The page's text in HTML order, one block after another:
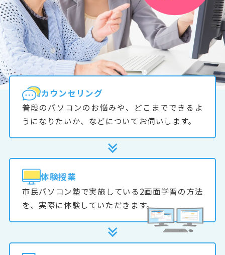
カウンセリング
普段のパソコンのお悩みや、どこまでできるよ
うになりたいか、などについてお伺いします。
体験授業
市民パソコン塾で実施している2画面学習の方法
を、実際に体験していただきます。